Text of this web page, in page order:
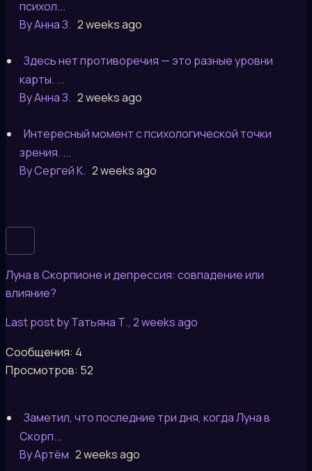
психол...
By Анна З. 2 weeks ago
Здесь нет противоречия — это разные уровни
карты. ...
By Анна З. 2 weeks ago
Интересный момент с психологической точки
зрения. ...
By Сергей К. 2 weeks ago
Луна в Скорпионе и депрессия: совпадение или
влияние?
Last post by Татьяна Т., 2 weeks ago
Сообщения: 4
Просмотров: 52
Заметил, что последние три дня, когда Луна в
Скорп...
By Артём 2 weeks ago